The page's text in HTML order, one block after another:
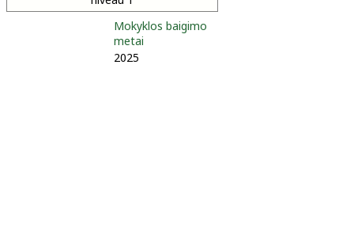
Mokyklos baigimo
metai
2025